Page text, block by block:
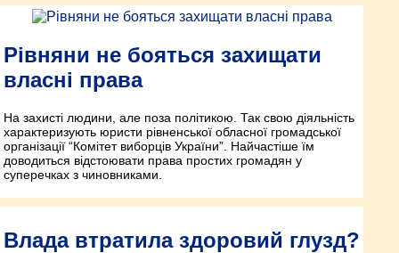
Рівняни не бояться захищати
власні права
На захисті людини, але поза політикою. Так свою діяльність
характеризують юристи рівненської обласної громадської
організації “Комітет виборців України”. Найчастіше їм
доводиться відстоювати права простих громадян у
суперечках з чиновниками.
Влада втратила здоровий глузд?